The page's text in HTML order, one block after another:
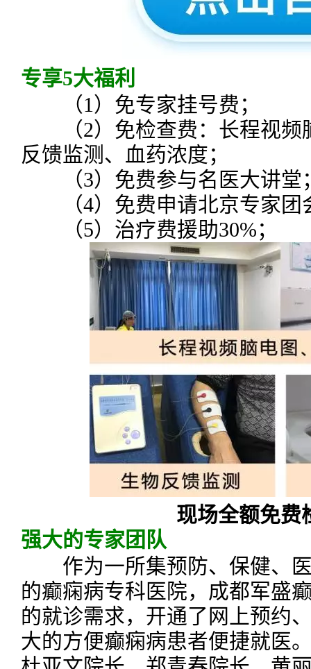
专享5大福利
（1）免专家挂号费；
（2）免检查费：长程视频
反馈监测、血药浓度；
（3）免费参与名医大讲堂
（4）免费申请北京专家团
（5）治疗费援助30%；
现场全额免费
强大的专家团队
作为一所集预防、保健、医
的癫痫病专科医院，成都军盛
的就诊需求，开通了网上预约
大的方便癫痫病患者便捷就医